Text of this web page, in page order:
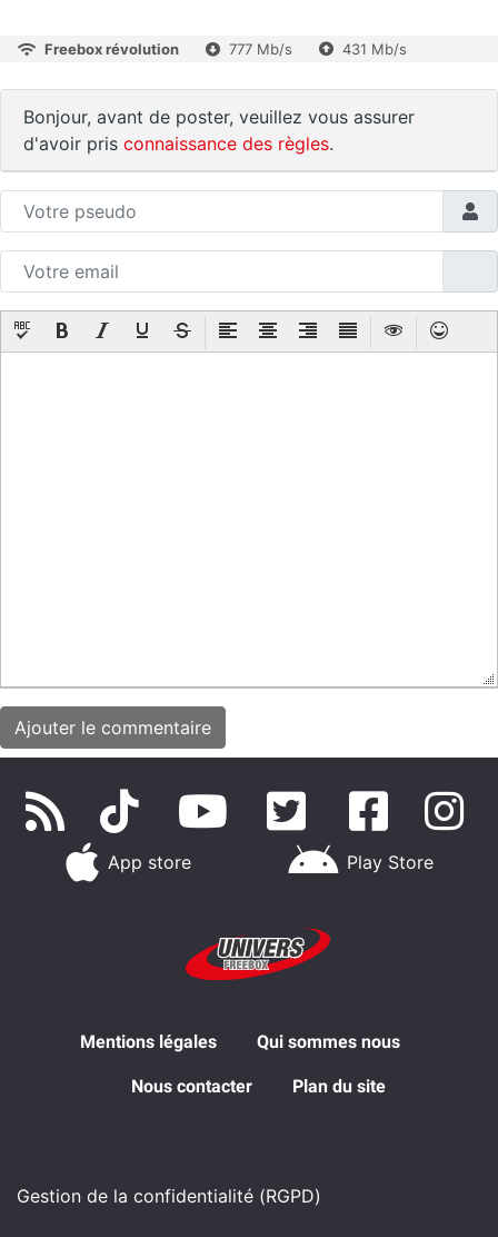
Freebox révolution 777 Mb/s 431 Mb/s
Bonjour, avant de poster, veuillez vous assurer
d'avoir pris connaissance des règles.
App store Play Store
Mentions légales Qui sommes nous
Nous contacter Plan du site
Gestion de la confidentialité (RGPD)